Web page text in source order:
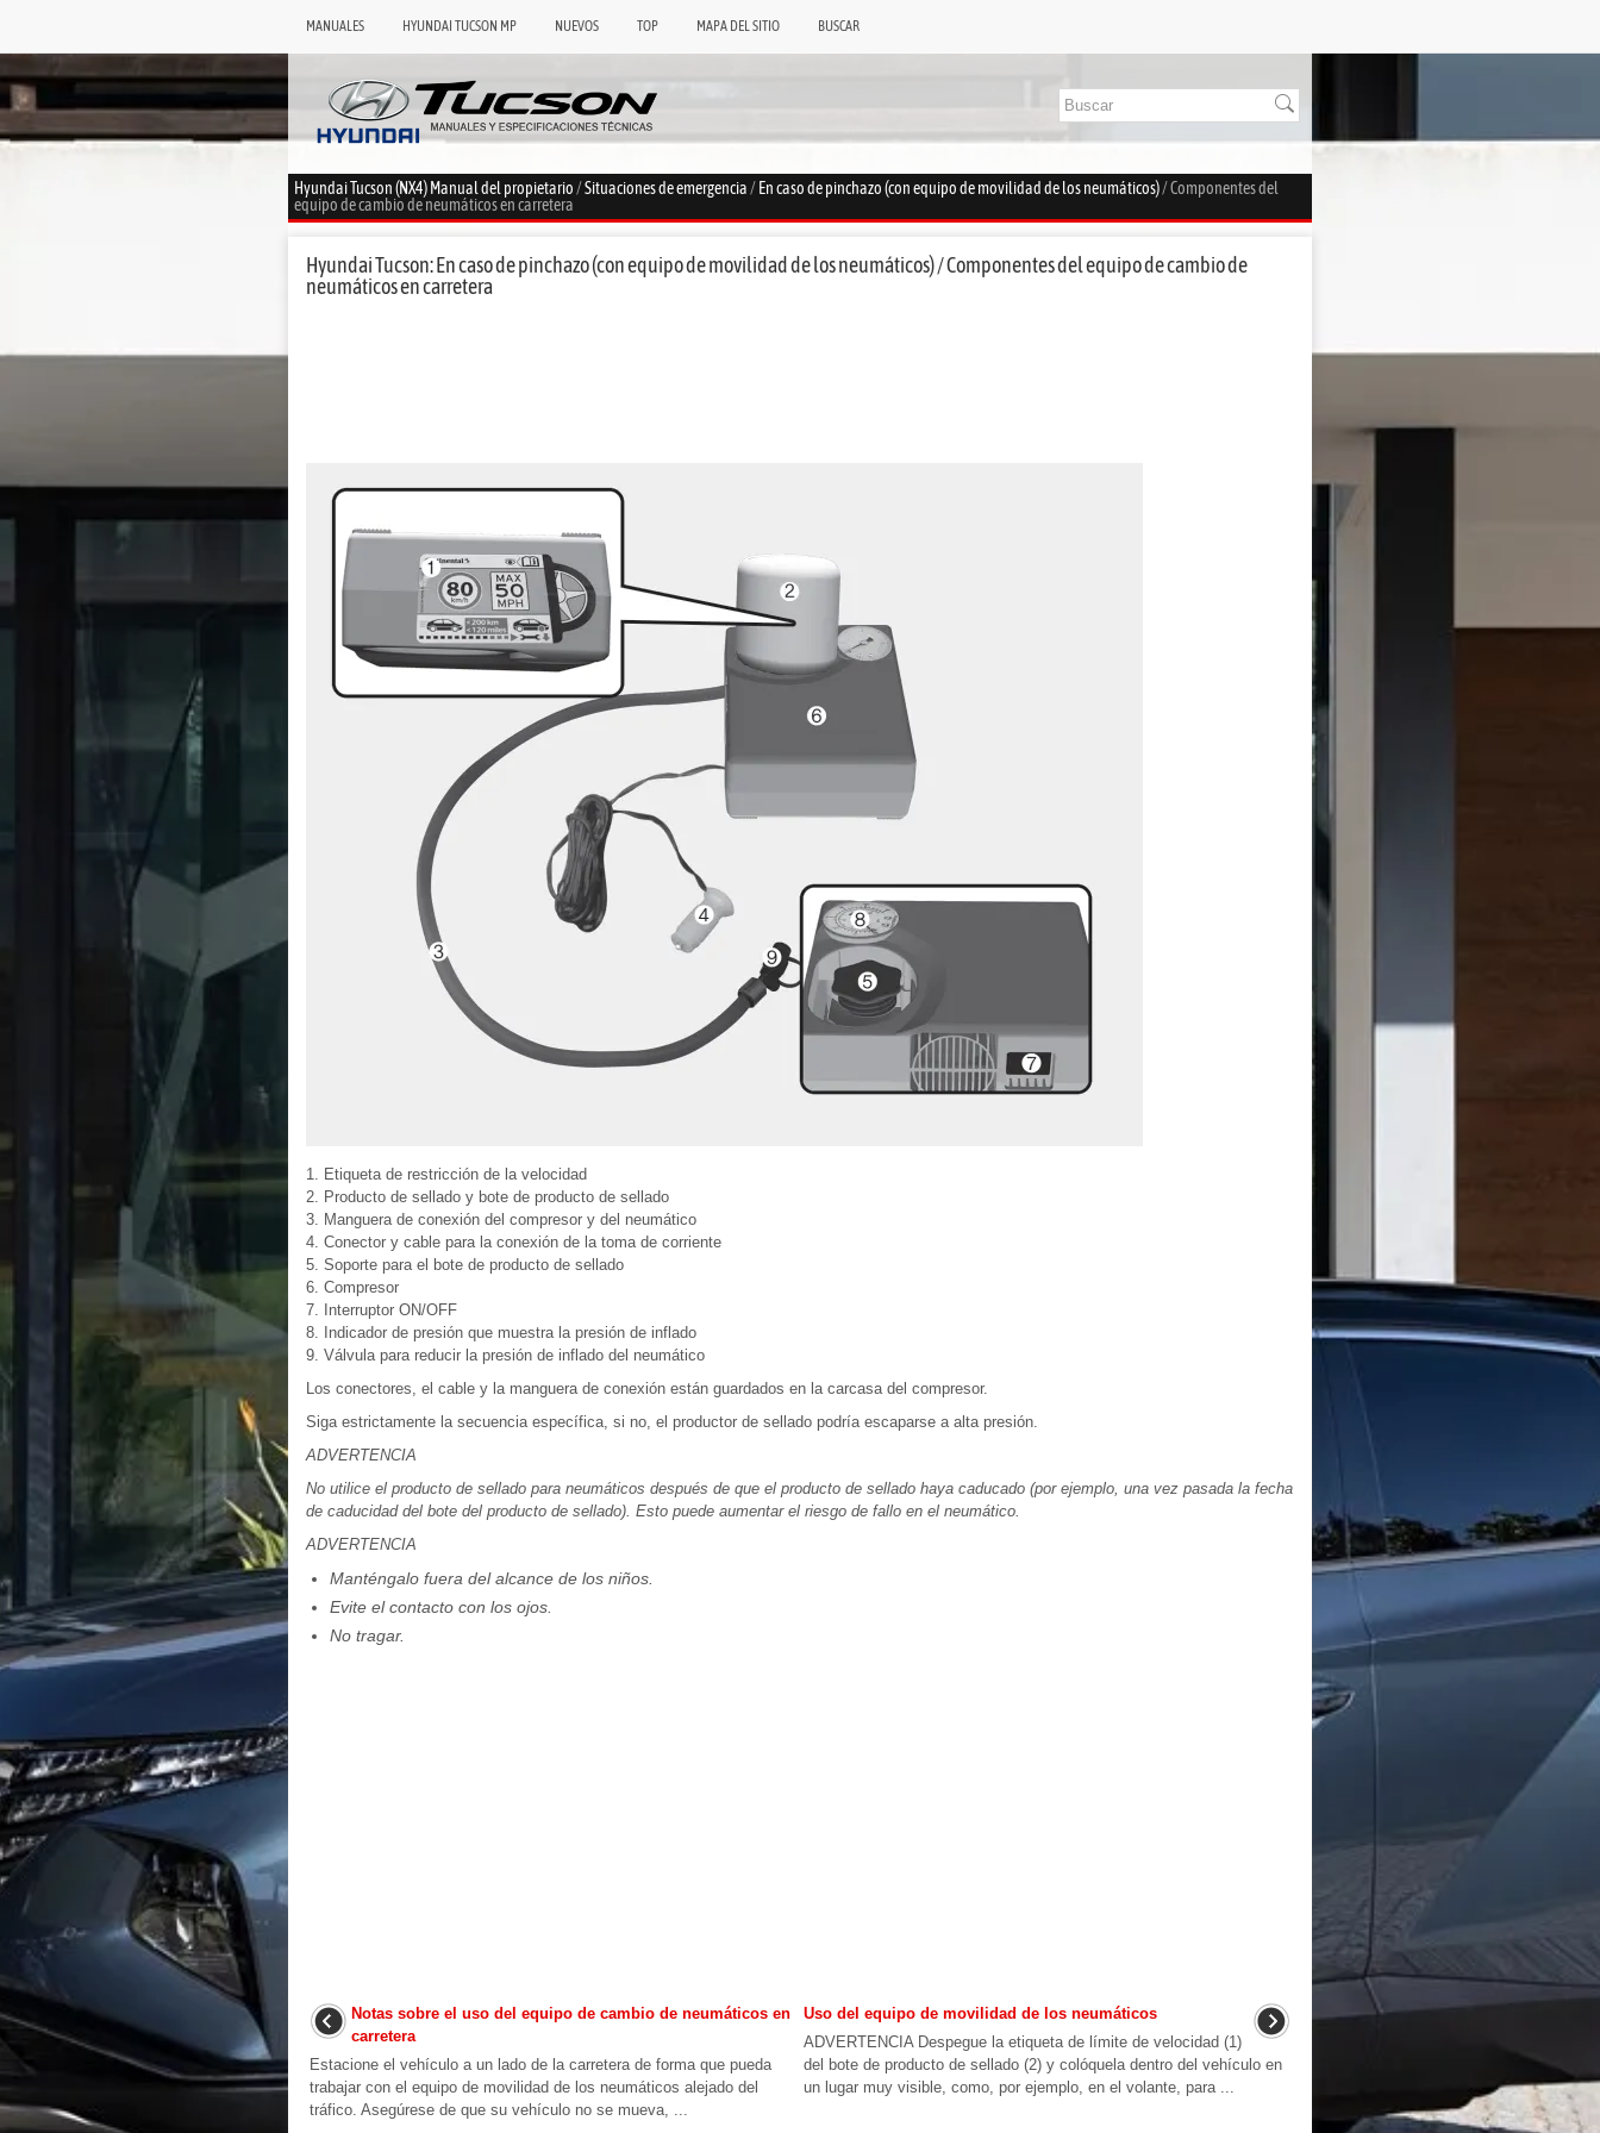
MANUALES HYUNDAI TUCSON MP NUEVOS TOP MAPA DEL SITIO BUSCAR
Hyundai Tucson (NX4) Manual del propietario/Situaciones de emergencia/En caso de pinchazo (con equipo de movilidad de los neumáticos)/ Componentes del
equipo de cambio de neumáticos en carretera
Hyundai Tucson: En caso de pinchazo (con equipo de movilidad de los neumáticos) / Componentes del equipo de cambio de
neumáticos en carretera
1. Etiqueta de restricción de la velocidad
2. Producto de sellado y bote de producto de sellado
3. Manguera de conexión del compresor y del neumático
4. Conector y cable para la conexión de la toma de corriente
5. Soporte para el bote de producto de sellado
6. Compresor
7. Interruptor ON/OFF
8. Indicador de presión que muestra la presión de inflado
9. Válvula para reducir la presión de inflado del neumático
Los conectores, el cable y la manguera de conexión están guardados en la carcasa del compresor.
Siga estrictamente la secuencia específica, si no, el productor de sellado podría escaparse a alta presión.
ADVERTENCIA
No utilice el producto de sellado para neumáticos después de que el producto de sellado haya caducado (por ejemplo, una vez pasada la fecha
de caducidad del bote del producto de sellado). Esto puede aumentar el riesgo de fallo en el neumático.
ADVERTENCIA
Manténgalo fuera del alcance de los niños.
Evite el contacto con los ojos.
No tragar.
Notas sobre el uso del equipo de cambio de neumáticos en
carretera
Estacione el vehículo a un lado de la carretera de forma que pueda
trabajar con el equipo de movilidad de los neumáticos alejado del
tráfico. Asegúrese de que su vehículo no se mueva, ...
Uso del equipo de movilidad de los neumáticos
ADVERTENCIA Despegue la etiqueta de límite de velocidad (1)
del bote de producto de sellado (2) y colóquela dentro del vehículo en
un lugar muy visible, como, por ejemplo, en el volante, para ...